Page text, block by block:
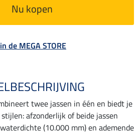
Nu kopen
de MEGA STORE
twee jassen in één en biedt je
afzonderlijk of beide jassen
(10.000 mm) en ademende